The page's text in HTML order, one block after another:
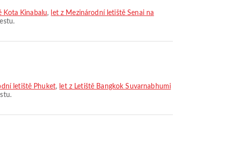
Kota Kinabalu, let z Mezinárodní letiště Senai na
letiště Phuket, let z Letiště Bangkok Suvarnabhumi